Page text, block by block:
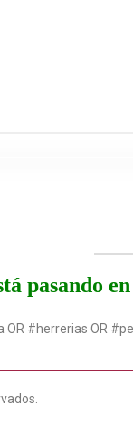
pasando
#herrerias OR